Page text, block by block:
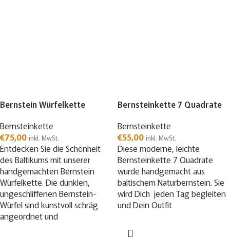
Bernstein Würfelkette
Bernsteinkette
€75,00 inkl. MwSt.
Entdecken Sie die Schönheit
des Baltikums mit unserer
handgemachten Bernstein
Würfelkette. Die dunklen,
ungeschliffenen Bernstein-
Würfel sind kunstvoll schräg
angeordnet und
Bernsteinkette 7 Quadrate
Bernsteinkette
€55,00 inkl. MwSt.
Diese moderne, leichte
Bernsteinkette 7 Quadrate
wurde handgemacht aus
baltischem Naturbernstein. Sie
wird Dich jeden Tag begleiten
und Dein Outfit